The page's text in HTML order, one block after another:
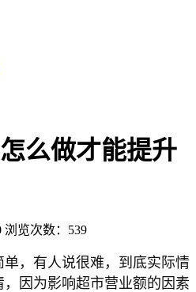
么做才能提升
浏览次数：539
，有人说很难，到底实际情
因为影响超市营业额的因素